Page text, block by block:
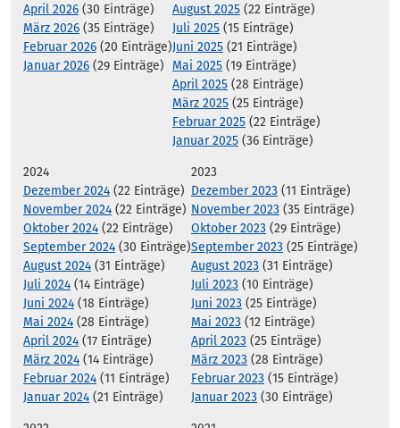
April 2026 (30 Einträge)
März 2026 (35 Einträge)
Februar 2026 (20 Einträge)
Januar 2026 (29 Einträge)
August 2025 (22 Einträge)
Juli 2025 (15 Einträge)
Juni 2025 (21 Einträge)
Mai 2025 (19 Einträge)
April 2025 (28 Einträge)
März 2025 (25 Einträge)
Februar 2025 (22 Einträge)
Januar 2025 (36 Einträge)
2024
Dezember 2024 (22 Einträge)
November 2024 (22 Einträge)
Oktober 2024 (22 Einträge)
September 2024 (30 Einträge)
August 2024 (31 Einträge)
Juli 2024 (14 Einträge)
Juni 2024 (18 Einträge)
Mai 2024 (28 Einträge)
April 2024 (17 Einträge)
März 2024 (14 Einträge)
Februar 2024 (11 Einträge)
Januar 2024 (21 Einträge)
2023
Dezember 2023 (11 Einträge)
November 2023 (35 Einträge)
Oktober 2023 (29 Einträge)
September 2023 (25 Einträge)
August 2023 (31 Einträge)
Juli 2023 (10 Einträge)
Juni 2023 (25 Einträge)
Mai 2023 (12 Einträge)
April 2023 (25 Einträge)
März 2023 (28 Einträge)
Februar 2023 (15 Einträge)
Januar 2023 (30 Einträge)